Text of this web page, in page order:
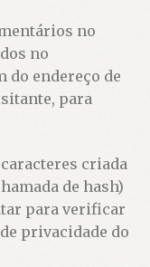
no
no
do endereço de
para
criada
de hash)
para verificar
privacidade do